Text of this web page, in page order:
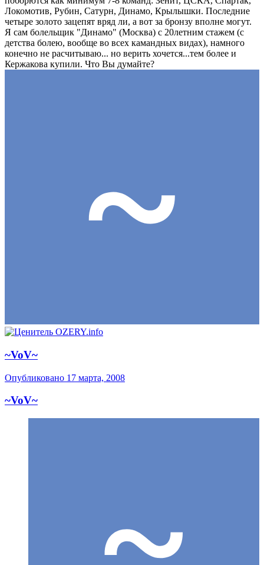
Локомотив, Рубин, Сатурн, Динамо, Крылышки. Последние
четыре золото зацепят вряд ли, а вот за бронзу вполне могут.
Я сам болельщик "Динамо" (Москва) с 20летним стажем (с
детства болею, вообще во всех камандных видах), намного
конечно не расчитываю... но верить хочется...тем более и
Кержакова купили. Что Вы думайте?
~VoV~
Опубликовано 17 марта, 2008
~VoV~